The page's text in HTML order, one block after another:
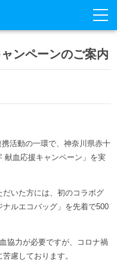
ンペーンのご案内
活動の一環で、神奈川県赤十
献血応援キャンペーン」を実
いた方には、初のコラボグ
ルエコバッグ」を先着で500
協力が必要ですが、コロナ禍
慮しております。